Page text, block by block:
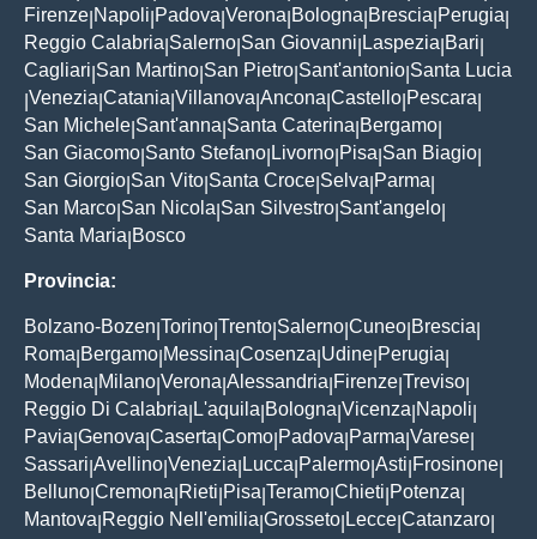
Firenze Napoli Padova Verona Bologna Brescia Perugia
Reggio Calabria Salerno San Giovanni Laspezia Bari
Cagliari San Martino San Pietro Sant'antonio Santa Lucia
Venezia Catania Villanova Ancona Castello Pescara
San Michele Sant'anna Santa Caterina Bergamo
San Giacomo Santo Stefano Livorno Pisa San Biagio
San Giorgio San Vito Santa Croce Selva Parma
San Marco San Nicola San Silvestro Sant'angelo
Santa Maria Bosco
Provincia:
Bolzano-Bozen Torino Trento Salerno Cuneo Brescia
Roma Bergamo Messina Cosenza Udine Perugia
Modena Milano Verona Alessandria Firenze Treviso
Reggio Di Calabria L'aquila Bologna Vicenza Napoli
Pavia Genova Caserta Como Padova Parma Varese
Sassari Avellino Venezia Lucca Palermo Asti Frosinone
Belluno Cremona Rieti Pisa Teramo Chieti Potenza
Mantova Reggio Nell'emilia Grosseto Lecce Catanzaro